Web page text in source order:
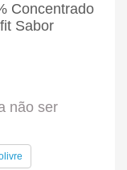
Concentrado
Sabor
não ser